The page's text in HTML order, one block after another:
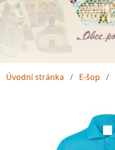
Úvodní stránka E-šop